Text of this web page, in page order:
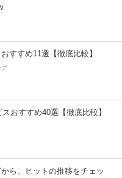
すすめ11選【徹底比較】
グ
おすすめ40選【徹底比較】
ら、ヒットの推移をチェッ